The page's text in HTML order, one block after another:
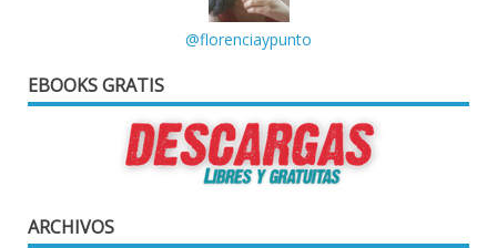
@florenciaypunto
EBOOKS GRATIS
ARCHIVOS